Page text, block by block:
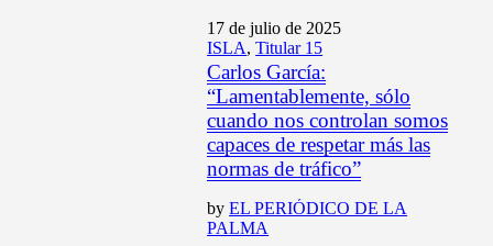
17 de julio de 2025
ISLA,Titular 15
Carlos García:
“Lamentablemente, sólo
cuando nos controlan somos
capaces de respetar más las
normas de tráfico”
byEL PERIÓDICO DE LA
PALMA